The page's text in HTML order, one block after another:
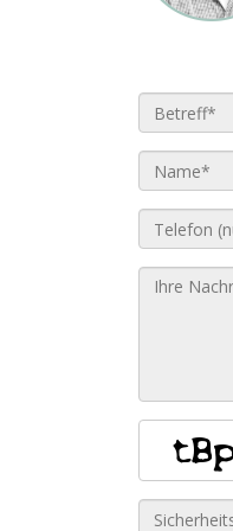
Betreff*:
Name*:
Telefon*:
Ihre
Nachricht*: